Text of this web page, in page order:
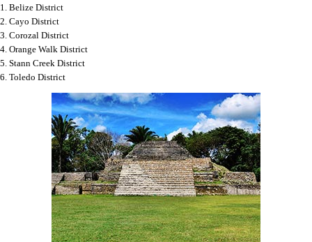
Belize District
Cayo District
Corozal District
Orange Walk District
Stann Creek District
Toledo District